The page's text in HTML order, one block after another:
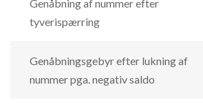
Genåbning af nummer efter
tyverispærring
Genåbningsgebyr efter lukning af
nummer pga. negativ saldo